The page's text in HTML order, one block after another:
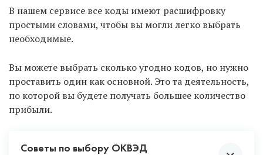
В нашем сервисе все коды имеют расшифровку
простыми словами, чтобы вы могли легко выбрать
необходимые.
Вы можете выбрать сколько угодно кодов, но нужно
проставить один как основной. Это та деятельность,
по которой вы будете получать большее количество
прибыли.
Советы по выбору ОКВЭД